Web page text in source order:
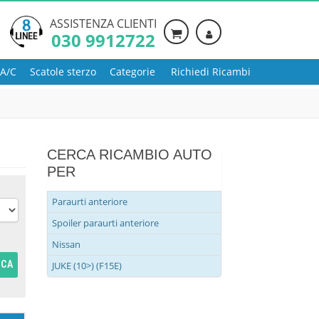
ASSISTENZA CLIENTI
030 9912722
C Scatole sterzo Categorie Richiedi Ricambi
CERCA RICAMBIO AUTO
PER
Paraurti anteriore
Spoiler paraurti anteriore
Nissan
JUKE (10>) (F15E)